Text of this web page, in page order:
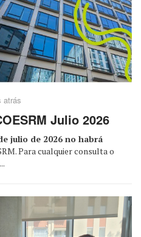
atrás
Julio 2026
julio de 2026 no habrá
Para cualquier consulta o